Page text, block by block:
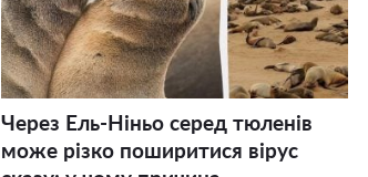
Через Ель-Ніньо серед тюленів
може різко поширитися вірус